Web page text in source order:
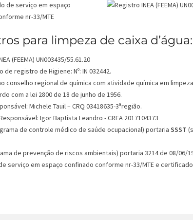
para limpeza de caixa d’água:
(FEEMA) UN003435/55.61.20
de registro de Higiene: Nº: IN 032442.
conselho regional de química com atividade química em
com a lei 2800 de 18 de junho de 1956.
Michele Tauil – CRQ 03418635-3ªregião.
Igor Baptista Leandro - CREA 2017104373
de controle médico de saúde ocupacional) portaria SSST
de prevenção de riscos ambientais) portaria 3214 de 08/06/
serviço em espaço confinado conforme nr-33/MTE e